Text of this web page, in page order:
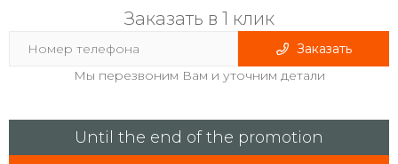
Заказать в 1 клик
Заказать
Мы перезвоним Вам и уточним детали
Until the end of the promotion